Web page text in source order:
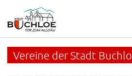
Vereine der Stadt